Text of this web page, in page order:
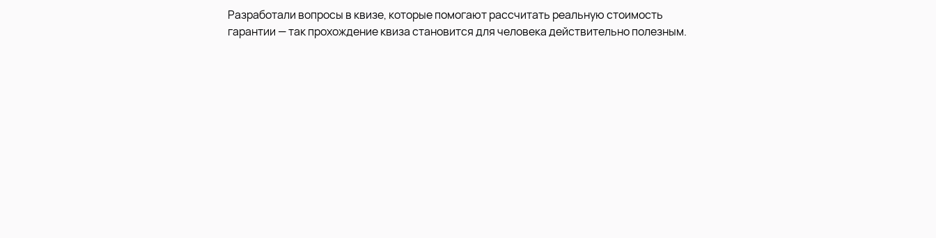
Разработали вопросы в квизе, которые помогают рассчитать реальную стоимость
гарантии — так прохождение квиза становится для человека действительно полезным.